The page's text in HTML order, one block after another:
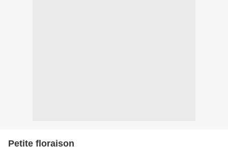
Petite floraison